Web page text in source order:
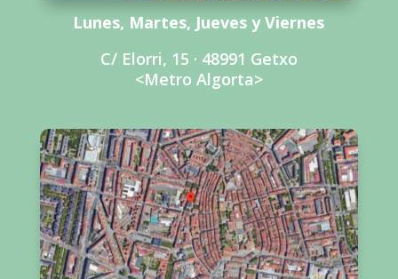
Lunes, Martes, Jueves y Viernes
C/ Elorri, 15 · 48991 Getxo
<Metro Algorta>